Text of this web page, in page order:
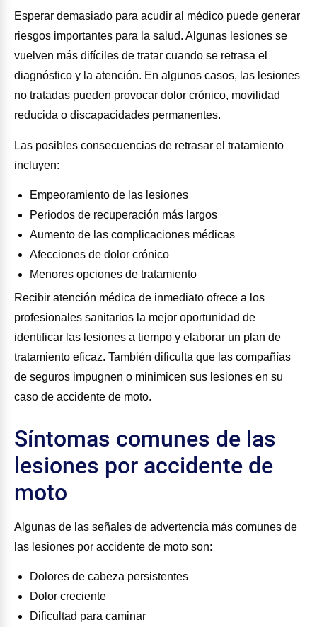
Esperar demasiado para acudir al médico puede generar
riesgos importantes para la salud. Algunas lesiones se
vuelven más difíciles de tratar cuando se retrasa el
diagnóstico y la atención. En algunos casos, las lesiones
no tratadas pueden provocar dolor crónico, movilidad
reducida o discapacidades permanentes.
Las posibles consecuencias de retrasar el tratamiento
incluyen:
Empeoramiento de las lesiones
Periodos de recuperación más largos
Aumento de las complicaciones médicas
Afecciones de dolor crónico
Menores opciones de tratamiento
Recibir atención médica de inmediato ofrece a los
profesionales sanitarios la mejor oportunidad de
identificar las lesiones a tiempo y elaborar un plan de
tratamiento eficaz. También dificulta que las compañías
de seguros impugnen o minimicen sus lesiones en su
caso de accidente de moto.
Síntomas comunes de las
lesiones por accidente de
moto
Algunas de las señales de advertencia más comunes de
las lesiones por accidente de moto son:
Dolores de cabeza persistentes
Dolor creciente
Dificultad para caminar